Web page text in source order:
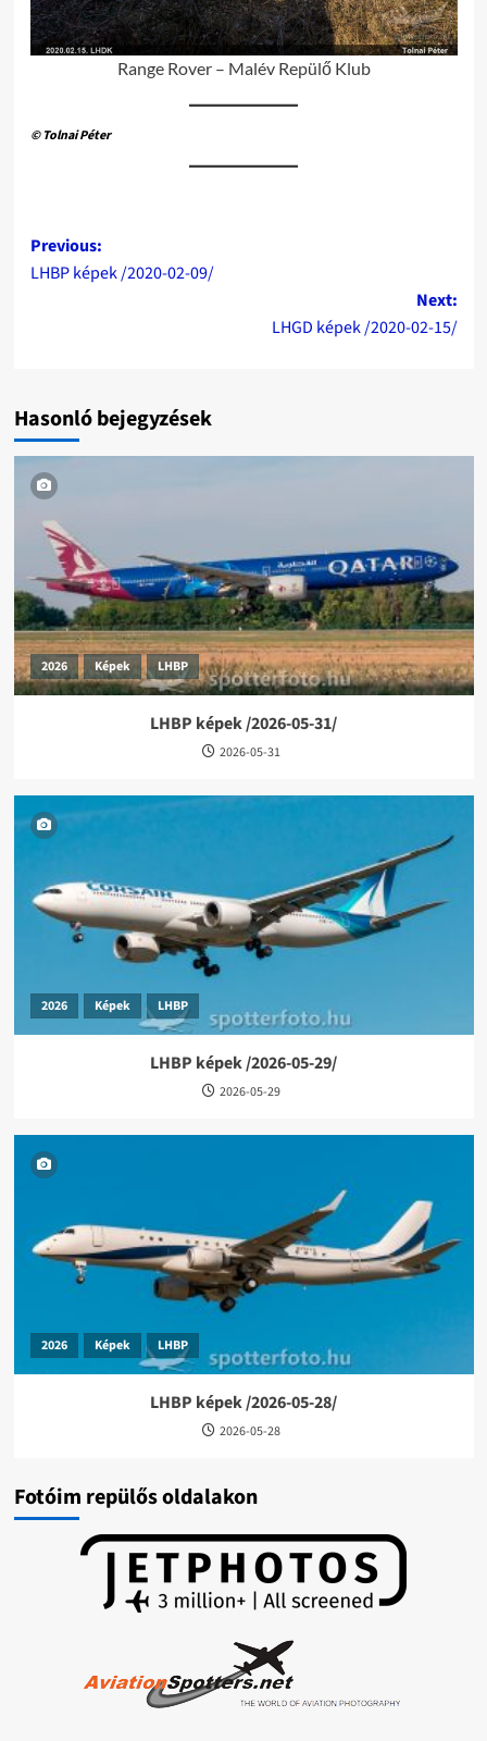
Range Rover – Malév Repülő Klub
© Tolnai Péter
Post
navigation
Previous:
LHBP képek /2020-02-09/
Next:
LHGD képek /2020-02-15/
Hasonló bejegyzések
2026 Képek LHBP
LHBP képek /2026-05-31/
2026-05-31
2026 Képek LHBP
LHBP képek /2026-05-29/
2026-05-29
2026 Képek LHBP
LHBP képek /2026-05-28/
2026-05-28
Fotóim repülős oldalakon